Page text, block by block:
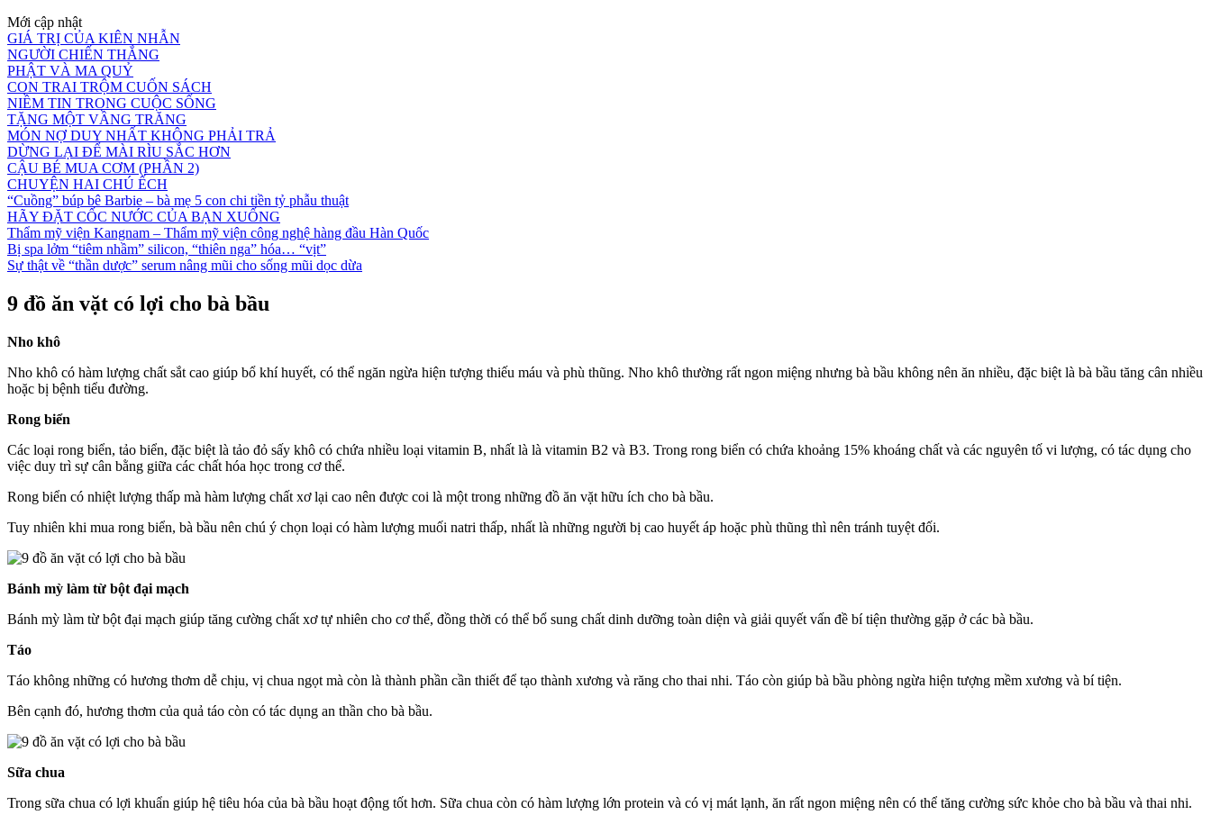
Mới cập nhật
GIÁ TRỊ CỦA KIÊN NHẪN
NGƯỜI CHIẾN THẮNG
PHẬT VÀ MA QUỶ
CON TRAI TRỘM CUỐN SÁCH
NIỀM TIN TRONG CUỘC SỐNG
TẶNG MỘT VẦNG TRĂNG
MÓN NỢ DUY NHẤT KHÔNG PHẢI TRẢ
DỪNG LẠI ĐỂ MÀI RÌU SẮC HƠN
CẬU BÉ MUA CƠM (PHẦN 2)
CHUYỆN HAI CHÚ ẾCH
“Cuồng” búp bê Barbie – bà mẹ 5 con chi tiền tỷ phẫu thuật
HÃY ĐẶT CỐC NƯỚC CỦA BẠN XUỐNG
Thẩm mỹ viện Kangnam – Thẩm mỹ viện công nghệ hàng đầu Hàn Quốc
Bị spa lởm “tiêm nhầm” silicon, “thiên nga” hóa… “vịt”
Sự thật về “thần dược” serum nâng mũi cho sống mũi dọc dừa
9 đồ ăn vặt có lợi cho bà bầu
Nho khô
Nho khô có hàm lượng chất sắt cao giúp bổ khí huyết, có thể ngăn ngừa hiện tượng thiếu máu và phù thũng. Nho khô thường rất ngon miệng nhưng bà bầu không nên ăn nhiều, đặc biệt là bà bầu tăng cân nhiều
hoặc bị bệnh tiểu đường.
Rong biển
Các loại rong biển, tảo biển, đặc biệt là tảo đỏ sấy khô có chứa nhiều loại vitamin B, nhất là là vitamin B2 và B3. Trong rong biển có chứa khoảng 15% khoáng chất và các nguyên tố vi lượng, có tác dụng cho
việc duy trì sự cân bằng giữa các chất hóa học trong cơ thể.
Rong biển có nhiệt lượng thấp mà hàm lượng chất xơ lại cao nên được coi là một trong những đồ ăn vặt hữu ích cho bà bầu.
Tuy nhiên khi mua rong biển, bà bầu nên chú ý chọn loại có hàm lượng muối natri thấp, nhất là những người bị cao huyết áp hoặc phù thũng thì nên tránh tuyệt đối.
Bánh mỳ làm từ bột đại mạch
Bánh mỳ làm từ bột đại mạch giúp tăng cường chất xơ tự nhiên cho cơ thể, đồng thời có thể bổ sung chất dinh dưỡng toàn diện và giải quyết vấn đề bí tiện thường gặp ở các bà bầu.
Táo
Táo không những có hương thơm dễ chịu, vị chua ngọt mà còn là thành phần cần thiết để tạo thành xương và răng cho thai nhi. Táo còn giúp bà bầu phòng ngừa hiện tượng mềm xương và bí tiện.
Bên cạnh đó, hương thơm của quả táo còn có tác dụng an thần cho bà bầu.
Sữa chua
Trong sữa chua có lợi khuẩn giúp hệ tiêu hóa của bà bầu hoạt động tốt hơn. Sữa chua còn có hàm lượng lớn protein và có vị mát lạnh, ăn rất ngon miệng nên có thể tăng cường sức khỏe cho bà bầu và thai nhi.